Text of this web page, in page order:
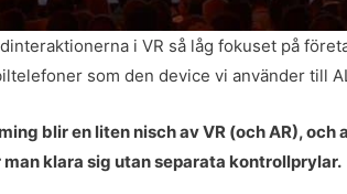
i VR så låg fokuset på
som den device vi använder till
blir en liten nisch av VR (och AR),
klara sig utan separata kontrollprylar.